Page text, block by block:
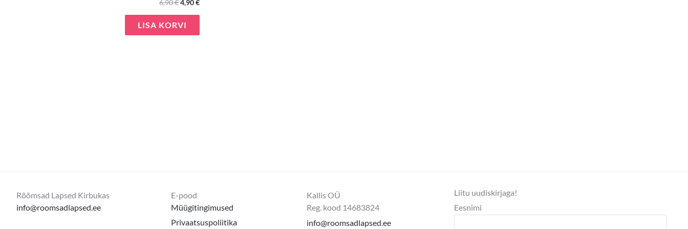
6,90€4,90€
LISA KORVI
Rõõmsad Lapsed Kirbukas
info@roomsadlapsed.ee
E-pood
Müügitingimused
Privaatsuspoliitika
Kallis OÜ
Reg. kood 14683824
info@roomsadlapsed.ee
Liitu uudiskirjaga!
Eesnimi